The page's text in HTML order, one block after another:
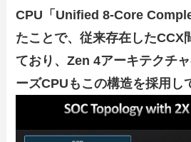
CPU「Unified 8-Core
たことで、従来存在したCCX
ており、Zen 4アーキテクチ
ーズCPUもこの構造を採用し